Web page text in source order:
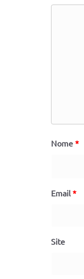
Nome *
Email*
Site